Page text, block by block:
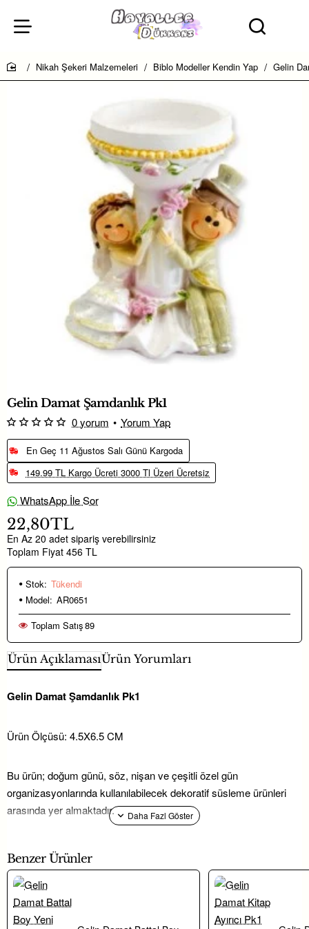
home
Nikah Şekeri Malzemeleri Biblo Modeller Kendin Yap Gelin
Gelin Damat Şamdanlık Pk1
En Geç 11 Ağustos Salı Günü Kargoda
149.99 TL Kargo Ücreti 3000 Tl Üzeri Ücretsiz
WhatsApp İle Sor
0 yorum • Yorum Yap
En Az 20 adet sipariş verebilirsiniz
Toplam Fiyat 456 TL
22,80TL
Stok: Tükendi
Model: AR0651
Toplam Satış89
Ürün AçıklamasıÜrün Yorumları
Gelin Damat Şamdanlık Pk1
Ürün Ölçüsü: 4.5X6.5 CM
Bu ürün; doğum günü, söz, nişan ve çeşitli özel gün
organizasyonlarında kullanılabilecek dekoratif süsleme ürünleri
arasında yer almaktadır.
Hayaller Dükkanı’nda yer alan parti malzemeleri ve hediyelik
süsleme ürünleri ile konseptinizi kolayca tamamlayabilirsiniz.
Gelin Damat Şamdanlık Pk1 modeli; söz, nişan ve düğün gibi özel
günlerdenikah şekerisunumlarını tamamlayan, aynı zamanda
Benzer Ürünler